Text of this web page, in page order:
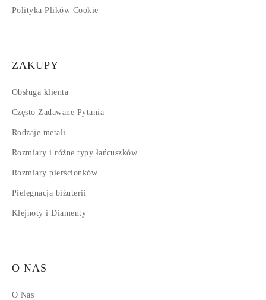
Polityka Plików Cookie
ZAKUPY
Obsługa klienta
Często Zadawane Pytania
Rodzaje metali
Rozmiary i różne typy łańcuszków
Rozmiary pierścionków
Pielęgnacja biżuterii
Klejnoty i Diamenty
O NAS
O Nas